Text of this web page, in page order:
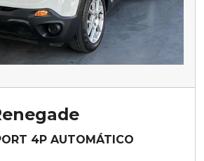
4P AUTOMÁTICO